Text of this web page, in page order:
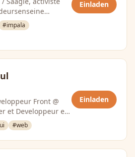
#impala
Einladen
Front @
et Developpeur en
et …
#web
Einladen